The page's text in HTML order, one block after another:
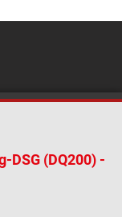
DSG (DQ200) -